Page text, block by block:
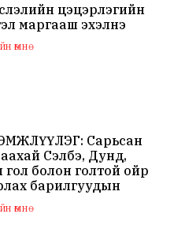
цэцэрлэгийн
маргааш эхэлнэ
өмнө
Сарьсан
Сэлбэ, Дунд,
гол болон голтой ойр
барилгуудын
зэрэг газарт ихээр
байна
өмнө